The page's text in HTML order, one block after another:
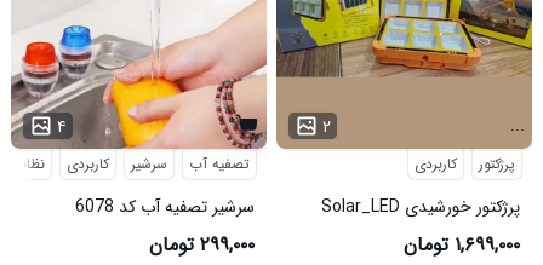
۴
تصفیه آب سرشیر کاربردی نظافت
سرشیر تصفیه آب کد 6078
۲۹۹,۰۰۰ تومان
۲ ...
پرژکتور کاربردی
پرژکتور خورشیدی Solar_LED
مدل 3912
۱,۶۹۹,۰۰۰ تومان